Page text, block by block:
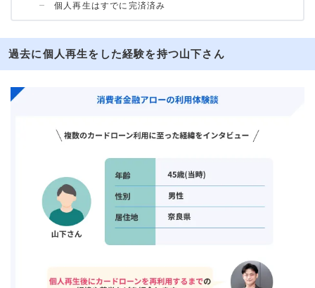
個人再生はすでに完済済み
過去に個人再生をした経験を持つ山下さん